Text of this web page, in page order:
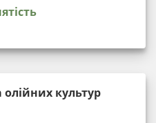
олійних культур